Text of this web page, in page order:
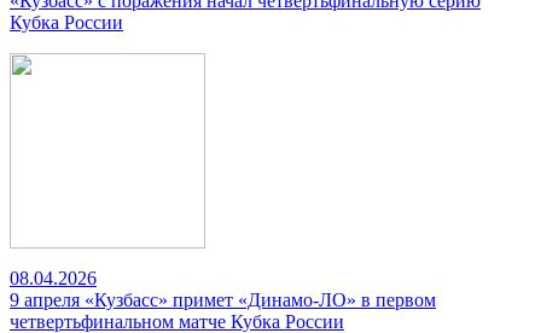
Кубка России
08.04.2026
9 апреля «Кузбасс» примет «Динамо-ЛО» в первом
четвертьфинальном матче Кубка России